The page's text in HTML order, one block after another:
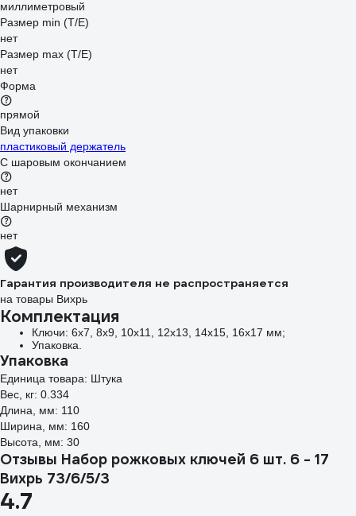
миллиметровый
Размер min (Т/E)
нет
Размер max (T/E)
нет
Форма
прямой
Вид упаковки
пластиковый держатель
С шаровым окончанием
нет
Шарнирный механизм
нет
Гарантия производителя не распространяется
на товары Вихрь
Комплектация
Ключи: 6х7, 8х9, 10х11, 12х13, 14х15, 16х17 мм;
Упаковка.
Упаковка
Единица товара: Штука
Вес, кг: 0.334
Длина, мм: 110
Ширина, мм: 160
Высота, мм: 30
Отзывы Набор рожковых ключей 6 шт. 6 - 17
Вихрь 73/6/5/3
4.7